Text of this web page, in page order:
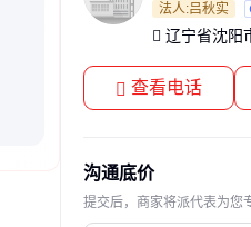
法人:吕秋实
辽宁省沈阳
查看电话
沟通底价
提交后，商家将派代表为您